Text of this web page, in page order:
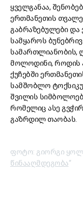
ყველგანაა,
ერთმანეთის
გაბრაზებულები
სამყაროს
სამართლიანობის,
მოლოდინი, როდის
ქუჩებში
სამშობლო
შვილის
რომელიც ასე
გაზრდილ თაობას.
ფოტო: გიორგი
წინააღმდეგობა“